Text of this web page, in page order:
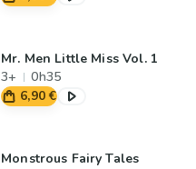
Mr. Men Little Miss Vol. 1
3+
0h35
6,90 €
Monstrous Fairy Tales